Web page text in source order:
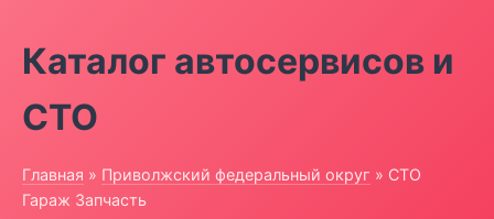
Каталог автосервисов и
СТО
Главная » Приволжский федеральный округ » СТО
Гараж Запчасть